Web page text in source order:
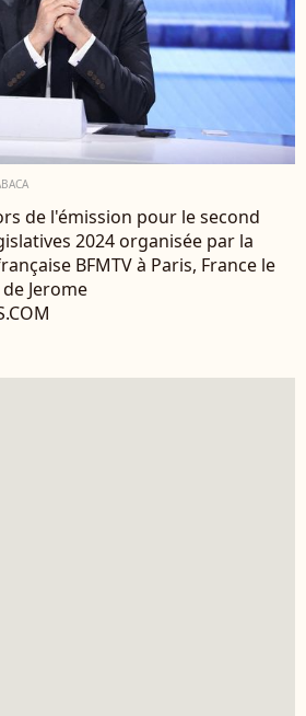
de l'émission pour le second
2024 organisée par la
BFMTV à Paris, France le
Jerome